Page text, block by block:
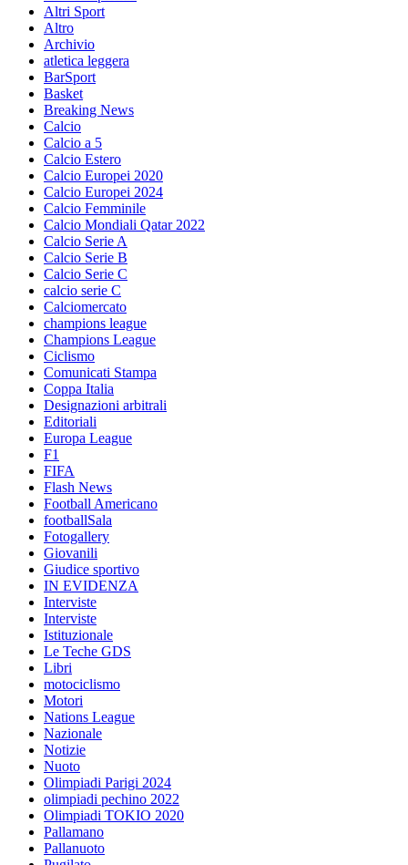
Altri Sport
Altro
Archivio
atletica leggera
BarSport
Basket
Breaking News
Calcio
Calcio a 5
Calcio Estero
Calcio Europei 2020
Calcio Europei 2024
Calcio Femminile
Calcio Mondiali Qatar 2022
Calcio Serie A
Calcio Serie B
Calcio Serie C
calcio serie C
Calciomercato
champions league
Champions League
Ciclismo
Comunicati Stampa
Coppa Italia
Designazioni arbitrali
Editoriali
Europa League
F1
FIFA
Flash News
Football Americano
footballSala
Fotogallery
Giovanili
Giudice sportivo
IN EVIDENZA
Interviste
Interviste
Istituzionale
Le Teche GDS
Libri
motociclismo
Motori
Nations League
Nazionale
Notizie
Nuoto
Olimpiadi Parigi 2024
olimpiadi pechino 2022
Olimpiadi TOKIO 2020
Pallamano
Pallanuoto